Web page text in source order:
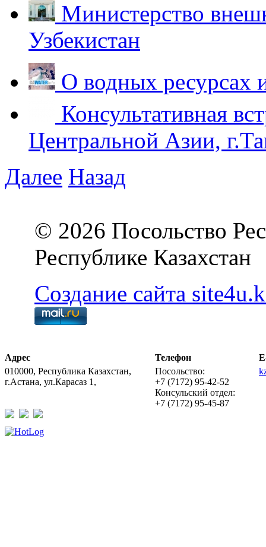
Министерство
Узбекистан
О водных ресурсах
Консультативная
Центральной Азии,
Далее Назад
© 2026 Посольство
Республике Казахстан
Создание сайта
Адрес
010000, Республика Казахстан,
г.Астана, ул.Карасаз 1,
Телефон
Посольство:
+7 (7172) 95-42-52
Консульский отдел:
+7 (7172) 95-45-87